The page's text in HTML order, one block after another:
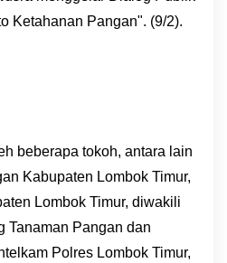
Ketahanan Pangan". (9/2).
beberapa tokoh, antara lain
Kabupaten Lombok Timur,
Lombok Timur, diwakili
Tanaman Pangan dan
Polres Lombok Timur,